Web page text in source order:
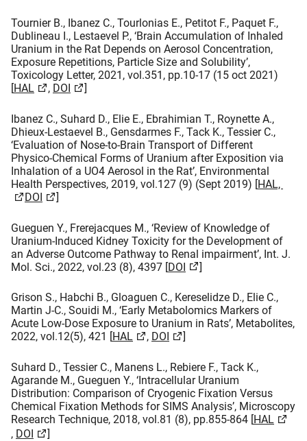
Tournier B., Ibanez C., Tourlonias E., Petitot F., Paquet F.,
Dublineau I., Lestaevel P., ‘Brain Accumulation of Inhaled
Uranium in the Rat Depends on Aerosol Concentration,
Exposure Repetitions, Particle Size and Solubility’,
Toxicology Letter, 2021, vol.351, pp.10-17 (15 oct 2021)
[HAL , DOI ]
Ibanez C., Suhard D., Elie E., Ebrahimian T., Roynette A.,
Dhieux-Lestaevel B., Gensdarmes F., Tack K., Tessier C.,
‘Evaluation of Nose-to-Brain Transport of Different
Physico-Chemical Forms of Uranium after Exposition via
Inhalation of a UO4 Aerosol in the Rat’, Environmental
Health Perspectives, 2019, vol.127 (9) (Sept 2019) [HAL,
DOI
]
Gueguen Y., Frerejacques M., ‘Review of Knowledge of
Uranium-Induced Kidney Toxicity for the Development of
an Adverse Outcome Pathway to Renal impairment’, Int. J.
Mol. Sci., 2022, vol.23 (8), 4397 [DOI ]
Grison S., Habchi B., Gloaguen C., Kereselidze D., Elie C.,
Martin J-C., Souidi M., ‘Early Metabolomics Markers of
Acute Low-Dose Exposure to Uranium in Rats’, Metabolites,
2022, vol.12(5), 421 [HAL​ , DOI ]
Suhard D., Tessier C., Manens L., Rebiere F., Tack K.,
Agarande M., Gueguen Y., ‘Intracellular Uranium
Distribution: Comparison of Cryogenic Fixation Versus
Chemical Fixation Methods for SIMS Analysis’, Microscopy
Research Technique, 2018, vol.81 (8), pp.855-864 [HAL
, DOI ]